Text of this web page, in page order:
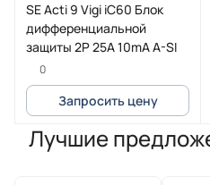
SE Acti 9 Vigi iC60 Блок
дифференциальной
защиты 2P 25A 10mA A-SI
0
Запросить цену
Лучшие